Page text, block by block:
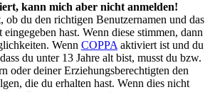
kann mich aber nicht anmelden!
ob du den richtigen Benutzernamen und das
hast. Wenn diese stimmen, dann
Wenn COPPA aktiviert ist und du
du unter 13 Jahre alt bist, musst du bzw.
oder deiner Erziehungsberechtigten den
die du erhalten hast. Wenn dies nicht